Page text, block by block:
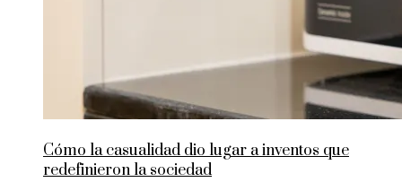
Cómo la casualidad dio lugar a inventos que
redefinieron la sociedad